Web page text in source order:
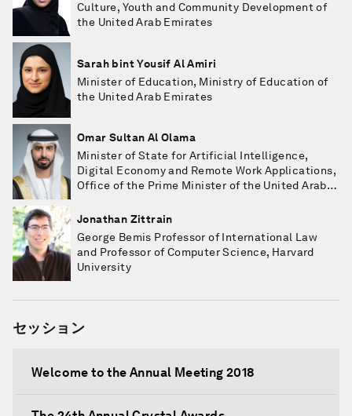
Culture, Youth and Community Development of
the United Arab Emirates
Sarah bint Yousif Al Amiri
Minister of Education, Ministry of Education of
the United Arab Emirates
Omar Sultan Al Olama
Minister of State for Artificial Intelligence,
Digital Economy and Remote Work Applications,
Office of the Prime Minister of the United Arab
Jonathan Zittrain
George Bemis Professor of International Law
and Professor of Computer Science, Harvard
University
セッション
Welcome to the Annual Meeting 2018